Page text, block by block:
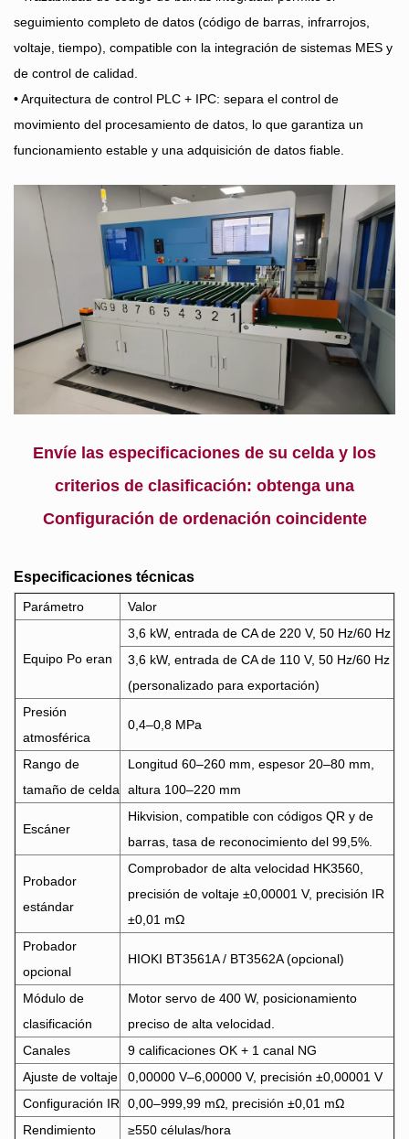
seguimiento completo de datos (código de barras, infrarrojos,
voltaje, tiempo), compatible con la integración de sistemas MES y
de control de calidad.
• Arquitectura de control PLC + IPC: separa el control de
movimiento del procesamiento de datos, lo que garantiza un
funcionamiento estable y una adquisición de datos fiable.
Envíe las especificaciones de su celda y los
criterios de clasificación: obtenga una
Configuración de ordenación coincidente
Especificaciones técnicas
Parámetro Valor
Equipo Po eran
3,6 kW, entrada de CA de 220 V, 50 Hz/60 Hz
3,6 kW, entrada de CA de 110 V, 50 Hz/60 Hz
(personalizado para exportación)
Presión
atmosférica
0,4–0,8 MPa
Rango de
tamaño de celda
Longitud 60–260 mm, espesor 20–80 mm,
altura 100–220 mm
Escáner
Hikvision, compatible con códigos QR y de
barras, tasa de reconocimiento del 99,5%.
Probador
estándar
Comprobador de alta velocidad HK3560,
precisión de voltaje ±0,00001 V, precisión IR
±0,01 mΩ
Probador
opcional
HIOKI BT3561A / BT3562A (opcional)
Módulo de
clasificación
Motor servo de 400 W, posicionamiento
preciso de alta velocidad.
Canales
9 calificaciones OK + 1 canal NG
Ajuste de voltaje
0,00000 V–6,00000 V, precisión ±0,00001 V
Configuración IR
0,00–999,99 mΩ, precisión ±0,01 mΩ
Rendimiento
≥550 células/hora